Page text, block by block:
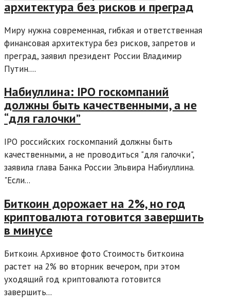
архитектура без рисков и преград
Миру нужна современная, гибкая и ответственная
финансовая архитектура без рисков, запретов и
преград, заявил президент России Владимир
Путин....
Набиуллина: IPO госкомпаний
должны быть качественными, а не
“для галочки”
IPO российских госкомпаний должны быть
качественными, а не проводиться "для галочки",
заявила глава Банка России Эльвира Набиуллина.
"Если...
Биткоин дорожает на 2%, но год
криптовалюта готовится завершить
в минусе
Биткоин. Архивное фото Стоимость биткоина
растет на 2% во вторник вечером, при этом
уходящий год криптовалюта готовится
завершить...